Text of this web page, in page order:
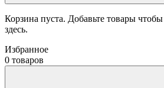
Корзина пуста. Добавьте товары
здесь.
Избранное
0 товаров